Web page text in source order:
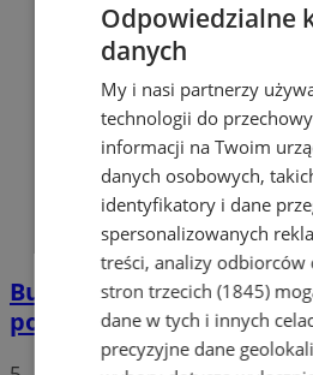
Buspas w Zagórzu już
początek zmian
Odpowiedzialne
danych
My i nasi partnerzy
technologii do
informacji na Twoim
danych osobowych,
identyfikatory i dane
spersonalizowanych
treści, analizy odbiorców
stron trzecich (1845)
dane w tych i innych
precyzyjne dane